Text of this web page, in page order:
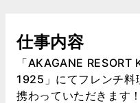
仕事内容
「AKAGANE
1925」にてフレンチ料
携わっていただきます